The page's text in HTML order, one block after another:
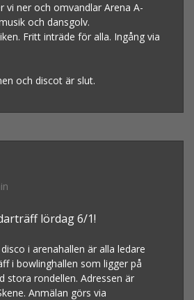
vi ner och omvandlar Arena A-
och dansgolv.
Fritt inträde för alla. Ingång via
och discot är slut.
lördag 6/1!
i arenahallen är alla ledare
i bowlinghallen som ligger på
stora rondellen. Adressen är
Anmälan görs via